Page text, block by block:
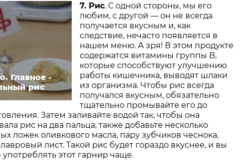
Главное -
рис
7. Рис. С одной стороны, мы его
любим, с другой — он не всегда
получается вкусным и, как
следствие, нечасто появляется в
нашем меню. А зря! В этом продукте
содержатся витамины группы B,
которые способствуют улучшению
работы кишечника, выводят шлаки
из организма. Чтобы рис всегда
получался вкусным, обязательно
тщательно промывайте его до
Затем заливайте водой так, чтобы она
рис на два пальца, также добавьте несколько
ложек оливкового масла, пару зубчиков чеснока,
лист. Такой рис будет гораздо вкуснее, и вы
употреблять этот гарнир чаще.